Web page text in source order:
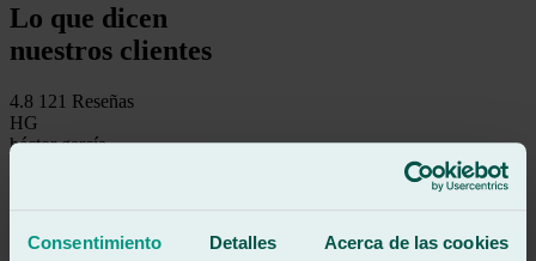
Consentimiento Detalles Acerca de las cookies
Lo que dicen
nuestros clientes
4.8 121 Reseñas
HG
héctor garcía
Servicio excelente